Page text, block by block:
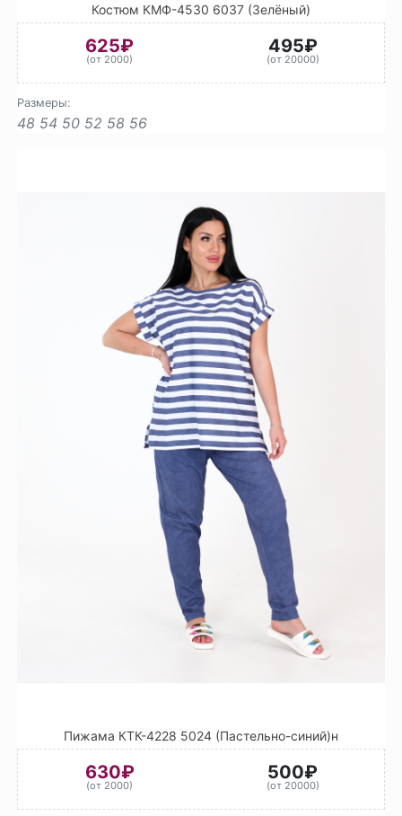
Костюм КМФ-4530 6037 (Зелёный)
625₽
(от 2000)
495₽
(от 20000)
Размеры:
48 54 50 52 58 56
Пижама КТК-4228 5024 (Пастельно-синий)н
630₽
(от 2000)
500₽
(от 20000)